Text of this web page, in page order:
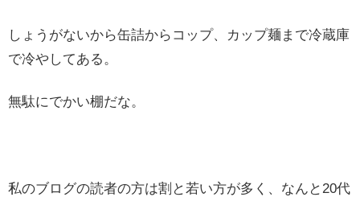
しょうがないから缶詰からコップ、カップ麺まで冷蔵庫
で冷やしてある。
無駄にでかい棚だな。
私のブログの読者の方は割と若い方が多く、なんと20代